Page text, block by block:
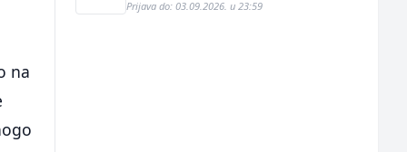
na
Prijava do: 03.09.2026. u 23:59